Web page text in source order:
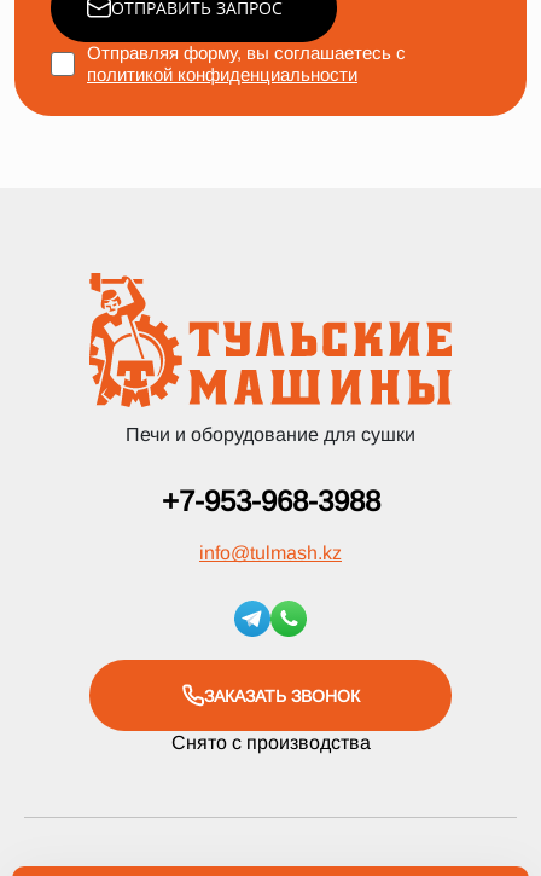
ОТПРАВИТЬ ЗАПРОС
Отправляя форму, вы соглашаетесь с
политикой конфиденциальности
Печи и оборудование для сушки
+7-953-968-3988
info@tulmash.kz
ЗАКАЗАТЬ ЗВОНОК
Снято с производства